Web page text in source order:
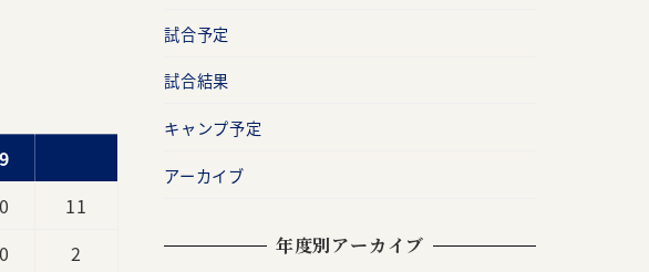
9
0
11
0 2
試合予定
試合結果
キャンプ予定
アーカイブ
年度別アーカイブ